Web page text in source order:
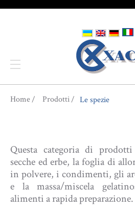
You are here
Home Prodotti Le spezie
Questa categoria di
secche ed erbe, la foglia di
in polvere, i condimenti, gli
e la massa/miscela
alimenti a rapida preparazione.